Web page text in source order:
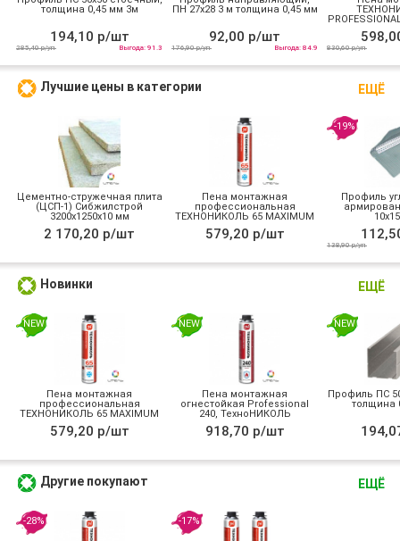
толщина 0,45 мм 3м
194,10 р/шт
285,40 р/уп Выгода: 91.3
ПН 27х28 3 м толщина 0,45 мм
92,00 р/шт
176,90 р/уп Выгода: 84.9 830,60 р/уп
ЕЩЁ
Лучшие цены в категории
Цементно-стружечная плита
(ЦСП-1) Сибжилстрой
3200х1250х10 мм
2 170,20 р/шт
Пена монтажная
профессиональная
ТЕХНОНИКОЛЬ 65 MAXIMUM
зимняя
579,20 р/шт
-19%
Профиль
138,90 р/уп
ЕЩЁ
Новинки
NEW
Пена монтажная
профессиональная
ТЕХНОНИКОЛЬ 65 MAXIMUM
зимняя
579,20 р/шт
NEW
Пена монтажная
огнестойкая Professional
240, ТехноНИКОЛЬ
918,70 р/шт
NEW
Профиль ПС
толщина
ЕЩЁ
Другие покупают
-28% -17%